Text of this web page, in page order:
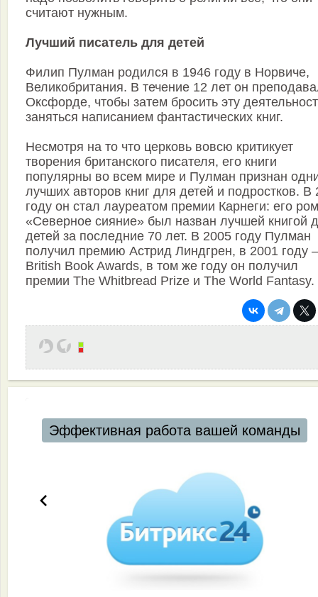
считают нужным.
Лучший писатель для детей
Филип Пулман родился в 1946 году в Норвиче,
Великобритания. В течение 12 лет он
Оксфорде, чтобы затем бросить эту
заняться написанием фантастических книг.
Несмотря на то что церковь вовсю критикует
творения британского писателя, его книги
популярны во всем мире и Пулман признан
лучших авторов книг для детей и подростков. В
году он стал лауреатом премии Карнеги: его
«Северное сияние» был назван лучшей книгой
детей за последние 70 лет. В 2005 году Пулман
получил премию Астрид Линдгрен, в 2001 году
British Book Awards, в том же году он получил
премии The Whitbread Prize и The World Fantasy.
Эффективная работа вашей команды